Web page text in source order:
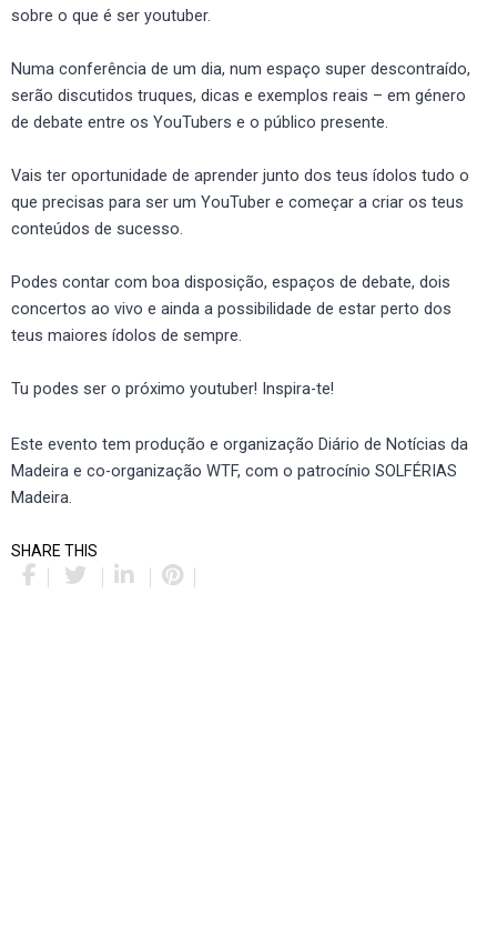
sobre o que é ser youtuber.
Numa conferência de um dia, num espaço super descontraído,
serão discutidos truques, dicas e exemplos reais – em género
de debate entre os YouTubers e o público presente.
Vais ter oportunidade de aprender junto dos teus ídolos tudo o
que precisas para ser um YouTuber e começar a criar os teus
conteúdos de sucesso.
Podes contar com boa disposição, espaços de debate, dois
concertos ao vivo e ainda a possibilidade de estar perto dos
teus maiores ídolos de sempre.
Tu podes ser o próximo youtuber! Inspira-te!
Este evento tem produção e organização Diário de Notícias da
Madeira e co-organização WTF, com o patrocínio SOLFÉRIAS
Madeira.
SHARE THIS